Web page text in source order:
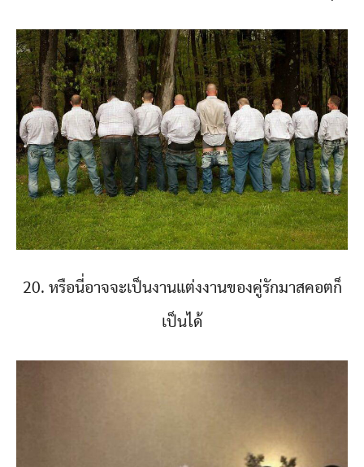
20. หรือนี่อาจจะเป็นงานแต่งงานของคู่รักมาสคอตก็
เป็นได้